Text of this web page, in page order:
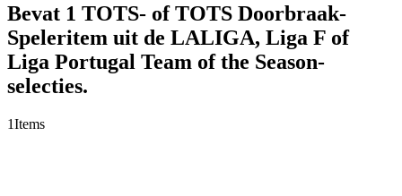
Bevat 1 TOTS- of TOTS Doorbraak-
Speleritem uit de LALIGA, Liga F of
Liga Portugal Team of the Season-
selecties.
1Items